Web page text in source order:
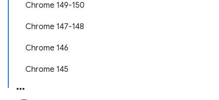
Chrome 149-150
Chrome 147-148
Chrome 146
Chrome 145